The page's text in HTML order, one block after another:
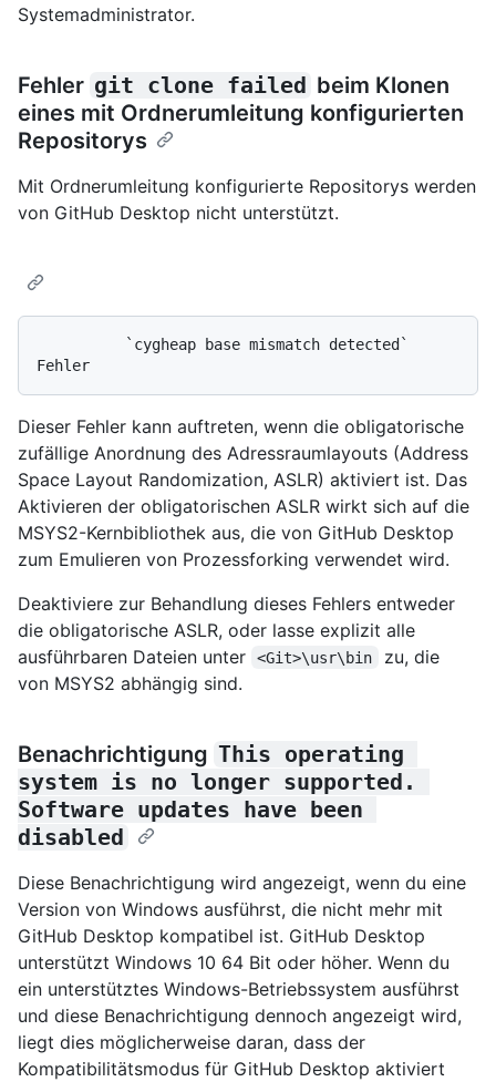
Systemadministrator.
Fehler git clone failed beim Klonen
eines mit Ordnerumleitung konfigurierten
Repositorys
Mit Ordnerumleitung konfigurierte Repositorys werden
von GitHub Desktop nicht unterstützt.
Dieser Fehler kann auftreten, wenn die obligatorische
zufällige Anordnung des Adressraumlayouts (Address
Space Layout Randomization, ASLR) aktiviert ist. Das
Aktivieren der obligatorischen ASLR wirkt sich auf die
MSYS2-Kernbibliothek aus, die von GitHub Desktop
zum Emulieren von Prozessforking verwendet wird.
Deaktiviere zur Behandlung dieses Fehlers entweder
die obligatorische ASLR, oder lasse explizit alle
ausführbaren Dateien unter
<Git>\usr\bin
zu, die
von MSYS2 abhängig sind.
Benachrichtigung This operating
system is no longer supported.
Software updates have been
disabled
Diese Benachrichtigung wird angezeigt, wenn du eine
Version von Windows ausführst, die nicht mehr mit
GitHub Desktop kompatibel ist. GitHub Desktop
unterstützt Windows 10 64 Bit oder höher. Wenn du
ein unterstütztes Windows-Betriebssystem ausführst
und diese Benachrichtigung dennoch angezeigt wird,
liegt dies möglicherweise daran, dass der
Kompatibilitätsmodus für GitHub Desktop aktiviert